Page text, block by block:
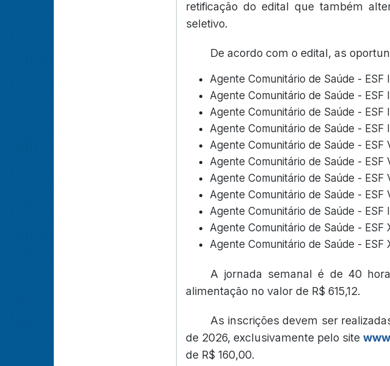
retificação do edital que também
seletivo.
De acordo com o edital, as
Agente Comunitário de Saúde - ESF
Agente Comunitário de Saúde - ESF
Agente Comunitário de Saúde - ESF
Agente Comunitário de Saúde - ESF
Agente Comunitário de Saúde - ESF
Agente Comunitário de Saúde - ESF
Agente Comunitário de Saúde - ESF
Agente Comunitário de Saúde - ESF
Agente Comunitário de Saúde - ESF
Agente Comunitário de Saúde - ESF
Agente Comunitário de Saúde - ESF
A jornada semanal é de 40
alimentação no valor de R$ 615,12.
As inscrições devem ser
de 2026, exclusivamente pelo site
de R$ 160,00.